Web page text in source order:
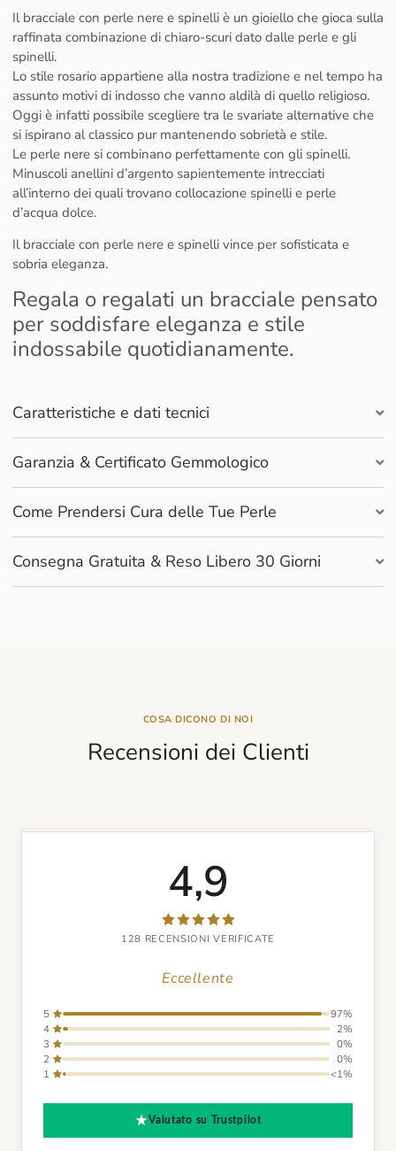
Il bracciale con perle nere e spinelli è un gioiello che gioca sulla
raffinata combinazione di chiaro-scuri dato dalle perle e gli
spinelli.
Lo stile rosario appartiene alla nostra tradizione e nel tempo ha
assunto motivi di indosso che vanno aldilà di quello religioso.
Oggi è infatti possibile scegliere tra le svariate alternative che
si ispirano al classico pur mantenendo sobrietà e stile.
Le perle nere si combinano perfettamente con gli spinelli.
Minuscoli anellini d’argento sapientemente intrecciati
all’interno dei quali trovano collocazione spinelli e perle
d’acqua dolce.
Il bracciale con perle nere e spinelli vince per sofisticata e
sobria eleganza.
Regala o regalati un bracciale pensato
per soddisfare eleganza e stile
indossabile quotidianamente.
Caratteristiche e dati tecnici
Garanzia & Certificato Gemmologico
Come Prendersi Cura delle Tue Perle
Consegna Gratuita & Reso Libero 30 Giorni
COSA DICONO DI NOI
Recensioni dei Clienti
4,9
128 RECENSIONI VERIFICATE
Eccellente
5
97%
4
2%
3
0%
2
0%
1
<1%
Valutato su Trustpilot